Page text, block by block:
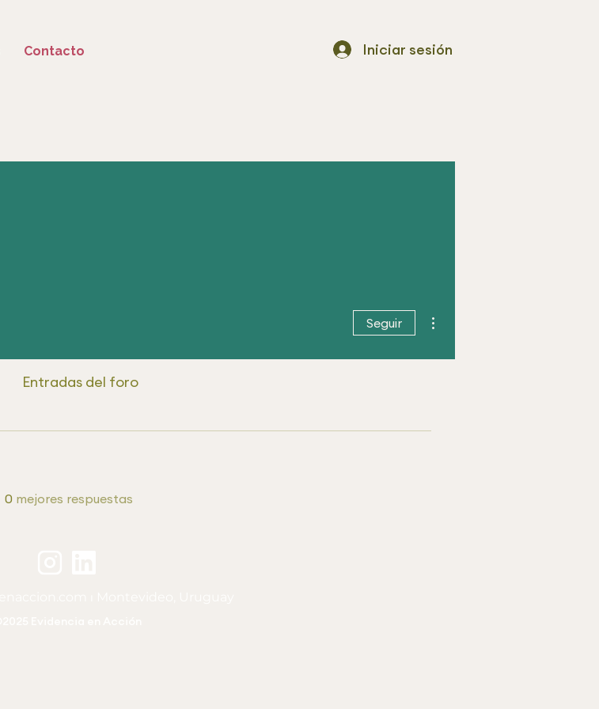
Contacto Iniciar sesión
0 mejores respuestas
Seguir
Entradas del foro